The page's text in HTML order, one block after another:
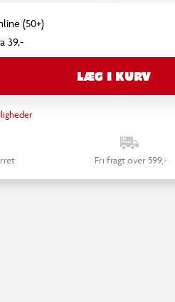
(50+)
39,-
LÆG I KURV
Fri fragt over 599,-